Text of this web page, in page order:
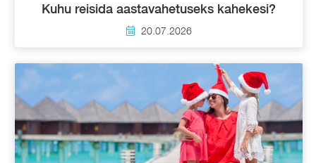
Kuhu reisida aastavahetuseks kahekesi?
20.07.2026